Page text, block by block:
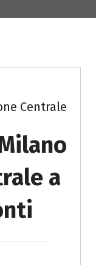
Centrale
a